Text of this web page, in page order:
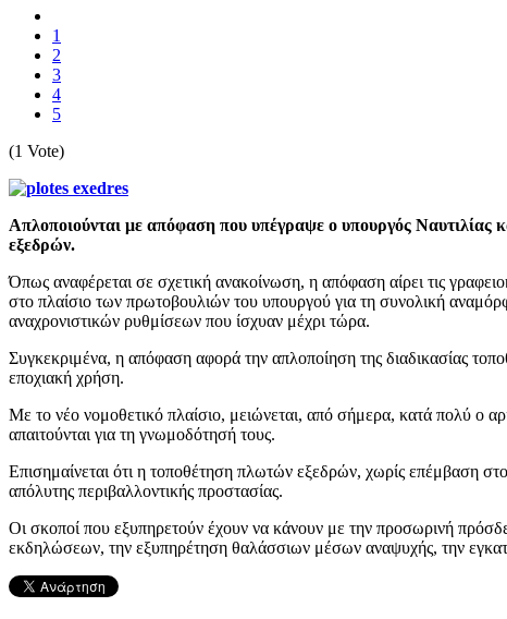
1
2
3
4
5
(1 Vote)
Απλοποιούνται με απόφαση που υπέγραψε ο υπουργός Ναυτιλίας
εξεδρών.
Όπως αναφέρεται σε σχετική ανακοίνωση, η απόφαση αίρει τις
στο πλαίσιο των πρωτοβουλιών του υπουργού για τη συνολική
αναχρονιστικών ρυθμίσεων που ίσχυαν μέχρι τώρα.
Συγκεκριμένα, η απόφαση αφορά την απλοποίηση της διαδικασίας
εποχιακή χρήση.
Με το νέο νομοθετικό πλαίσιο, μειώνεται, από σήμερα, κατά πολύ ο
απαιτούνται για τη γνωμοδότησή τους.
Επισημαίνεται ότι η τοποθέτηση πλωτών εξεδρών, χωρίς επέμβαση
απόλυτης περιβαλλοντικής προστασίας.
Οι σκοποί που εξυπηρετούν έχουν να κάνουν με την προσωρινή
εκδηλώσεων, την εξυπηρέτηση θαλάσσιων μέσων αναψυχής, την